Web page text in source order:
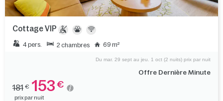
Cottage VIP
4 pers. 2 chambres 69 m²
Offre Dernière Minute
Du mar. 29 sept au jeu. 1 oct (2 nuits) prix par nuit
181 € 153 €
prix par nuit